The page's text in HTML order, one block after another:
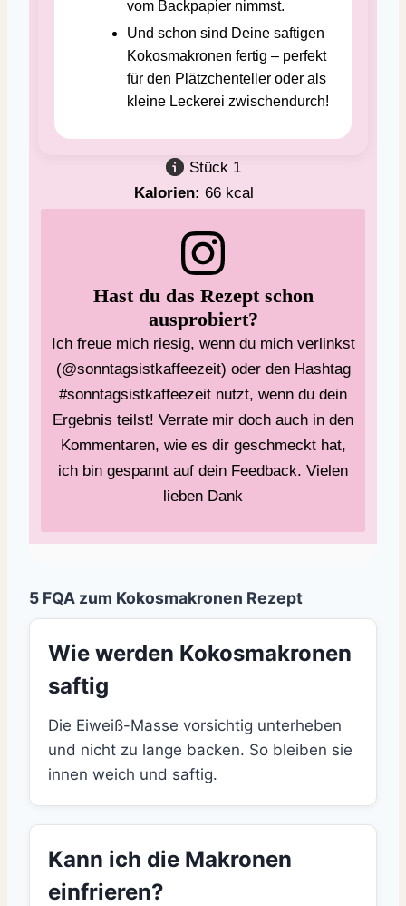
vom Backpapier nimmst.
Und schon sind Deine saftigen
Kokosmakronen fertig – perfekt
für den Plätzchenteller oder als
kleine Leckerei zwischendurch!
Stück 1
Kalorien: 66 kcal
Hast du das Rezept schon
ausprobiert?
Ich freue mich riesig, wenn du mich verlinkst
(@sonntagsistkaffeezeit) oder den Hashtag
#sonntagsistkaffeezeit nutzt, wenn du dein
Ergebnis teilst! Verrate mir doch auch in den
Kommentaren, wie es dir geschmeckt hat,
ich bin gespannt auf dein Feedback. Vielen
lieben Dank
5 FQA zum Kokosmakronen Rezept
Wie werden Kokosmakronen
saftig
Die Eiweiß-Masse vorsichtig unterheben
und nicht zu lange backen. So bleiben sie
innen weich und saftig.
Kann ich die Makronen
einfrieren?